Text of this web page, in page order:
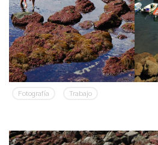
Fotografía Trabajo